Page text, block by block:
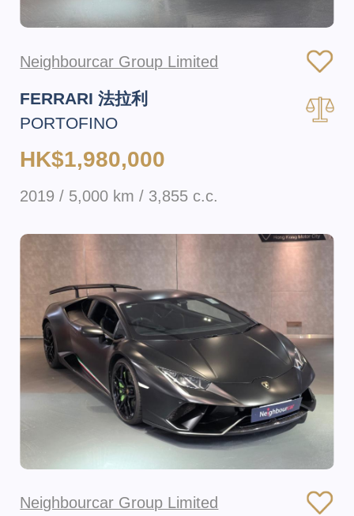
Neighbourcar Group Limited
FERRARI 法拉利
PORTOFINO
HK$1,980,000
2019 / 5,000 km / 3,855 c.c.
Neighbourcar Group Limited